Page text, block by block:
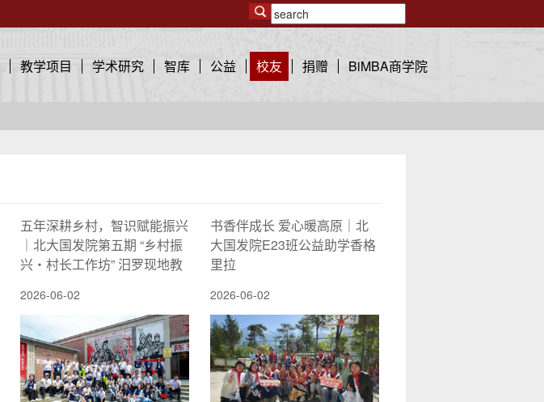
教学项目 学术研究 智库 公益 校友 捐赠 BiMBA商学院
五年深耕乡村，智识赋能振兴
｜北大国发院第五期 “乡村振
兴・村长工作坊” 汨罗现地教
2026-06-02
书香伴成长 爱心暖高原｜北
大国发院E23班公益助学香格
里拉
2026-06-02